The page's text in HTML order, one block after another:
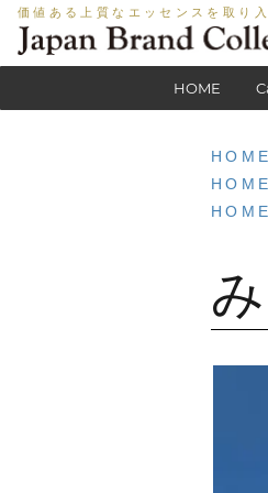
価値ある上質なエッセンスを取り
HOME
HOME
HOME
HOME